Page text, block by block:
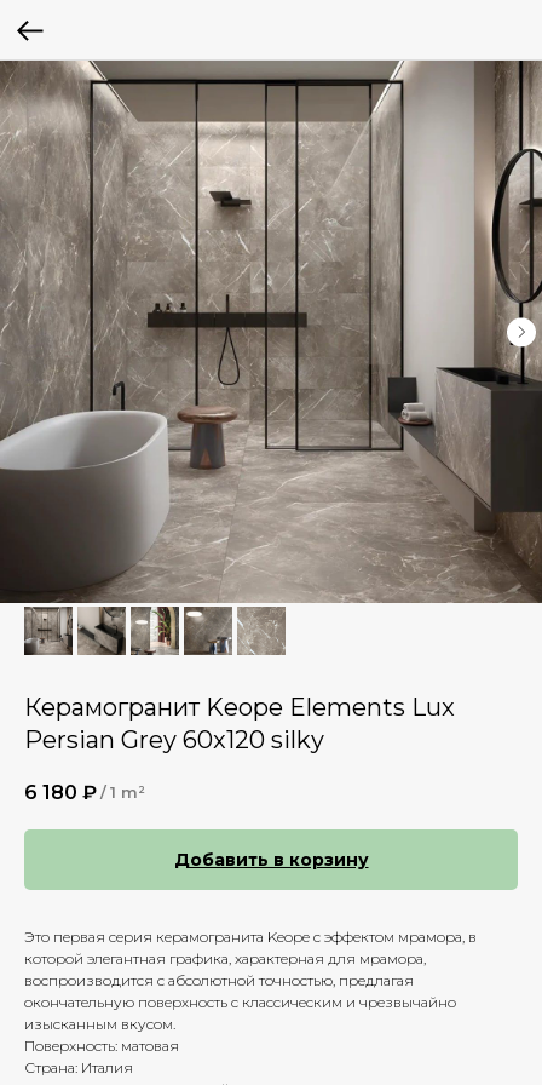
Керамогранит Keope Elements Lux
Persian Grey 60x120 silky
6 180 ₽ / 1 m²
Добавить в корзину
Это первая серия керамогранита Keope с эффектом мрамора, в
которой элегантная графика, характерная для мрамора,
воспроизводится с абсолютной точностью, предлагая
окончательную поверхность с классическим и чрезвычайно
изысканным вкусом.
Поверхность: матовая
Страна: Италия